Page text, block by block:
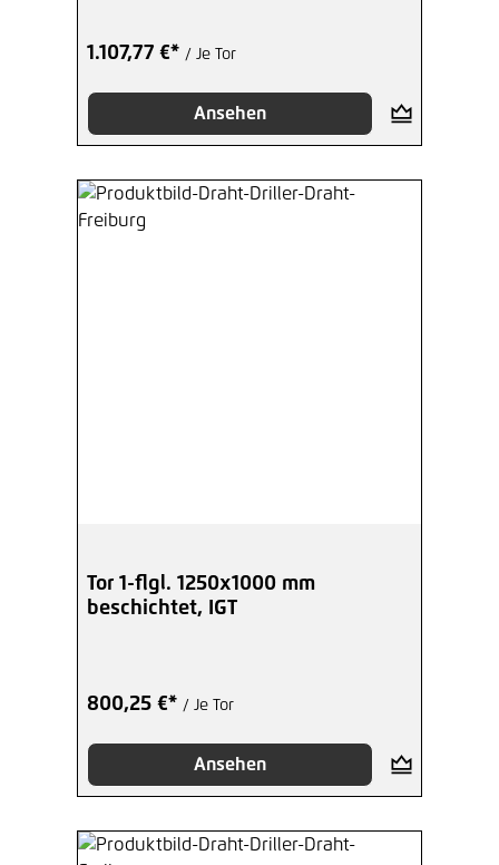
1.107,77 €* / Je Tor
Ansehen
Tor 1-flgl. 1250x1000 mm
beschichtet, IGT
800,25 €* / Je Tor
Ansehen